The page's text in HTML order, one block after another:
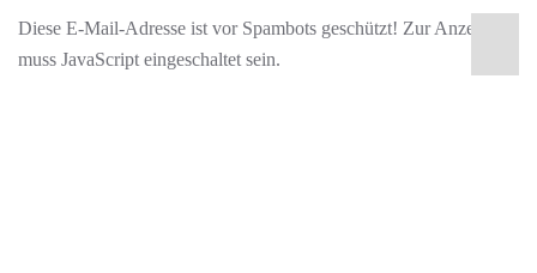
Diese E-Mail-Adresse ist vor Spambots geschützt! Zur Anzeige
muss JavaScript eingeschaltet sein.